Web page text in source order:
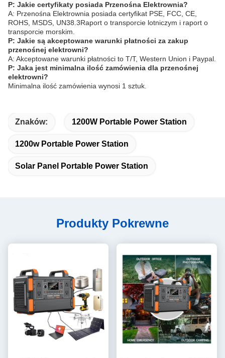
P: Jakie certyfikaty posiada Przenośna Elektrownia?
A: Przenośna Elektrownia posiada certyfikat PSE, FCC, CE,
ROHS, MSDS, UN38.3Raport o transporcie lotniczym i raport o
transporcie morskim.
P: Jakie są akceptowane warunki płatności za zakup
przenośnej elektrowni?
A: Akceptowane warunki płatności to T/T, Western Union i Paypal.
P: Jaka jest minimalna ilość zamówienia dla przenośnej
elektrowni?
Minimalna ilość zamówienia wynosi 1 sztuk.
Znaków: 1200W Portable Power Station
1200w Portable Power Station
Solar Panel Portable Power Station
Produkty Pokrewne